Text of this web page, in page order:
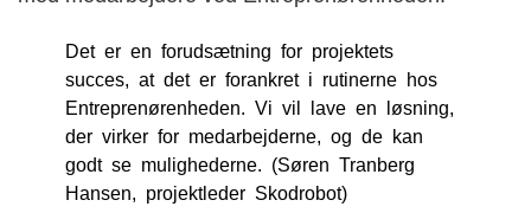
Det er en forudsætning for projektets
succes, at det er forankret i rutinerne hos
Entreprenørenheden. Vi vil lave en løsning,
der virker for medarbejderne, og de kan
godt se mulighederne. (Søren Tranberg
Hansen, projektleder Skodrobot)